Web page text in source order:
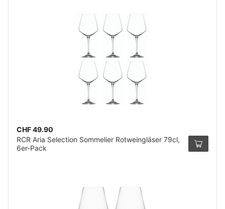
CHF 49.90
RCR Aria Selection Sommelier Rotweingläser 79cl,
6er-Pack